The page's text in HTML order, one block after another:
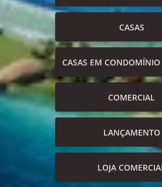
CASAS
CASAS EM CONDOMÍNIO
COMERCIAL
LANÇAMENTO
LOJA